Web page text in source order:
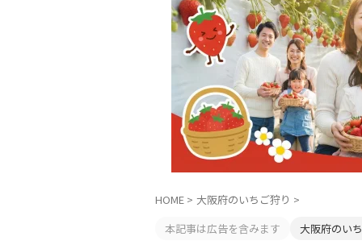
HOME > 大阪府のいちご狩り >
本記事は広告を含みます
大阪府のい